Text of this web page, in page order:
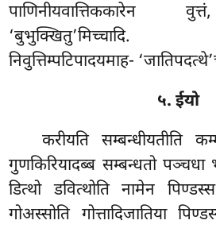
पाणिनीयवात्तिककारेन
‘बुभुक्खितु’मिच्चादि.
निवुत्तिम्पटिपादयमाह-
५. ईयो
करीयति सम्बन्धीयतीति
गुणकिरियादब्ब सम्बन्धतो
डित्थो डवित्थोति नामेन
गोअस्सोति गोत्तादिजातिया